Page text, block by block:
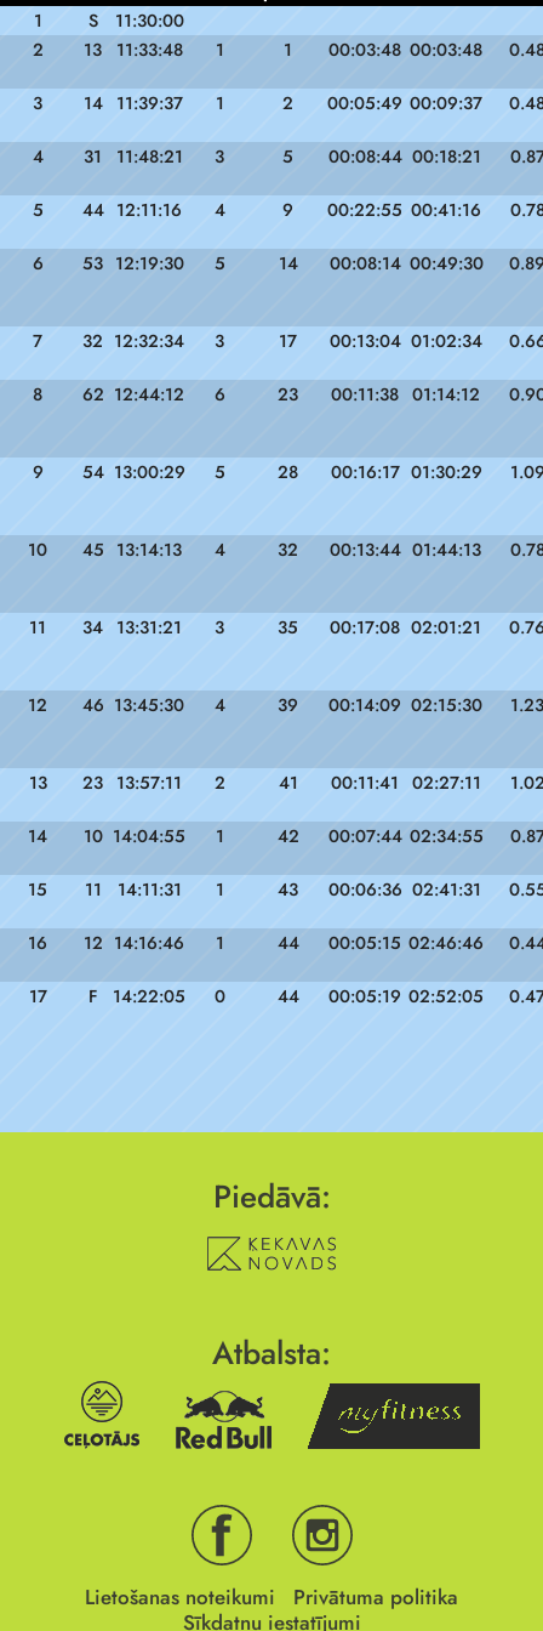
1
S
11:30:00
2
13 11:33:48 1 1 00:03:48 00:03:48
3 14 11:39:37 1 2 00:05:49 00:09:37
4 31 11:48:21 3 5 00:08:44 00:18:21
5 44 12:11:16 4 9 00:22:55 00:41:16
6 53 12:19:30 5 14 00:08:14 00:49:30
7 32 12:32:34 3 17 00:13:04 01:02:34
8 62 12:44:12 6 23 00:11:38 01:14:12
9 54 13:00:29 5 28 00:16:17 01:30:29
10 45 13:14:13 4 32 00:13:44 01:44:13
11 34 13:31:21 3 35 00:17:08 02:01:21
12 46 13:45:30 4 39 00:14:09 02:15:30 1.23
13 23 13:57:11 2 41 00:11:41 02:27:11
14 10 14:04:55 1 42 00:07:44 02:34:55
15 11 14:11:31 1 43 00:06:36 02:41:31
16 12 14:16:46 1 44 00:05:15 02:46:46
17 F 14:22:05 0 44 00:05:19 02:52:05
Piedāvā:
Atbalsta:
Lietošanas noteikumi
Privātuma politika
Sīkdatņu iestatījumi